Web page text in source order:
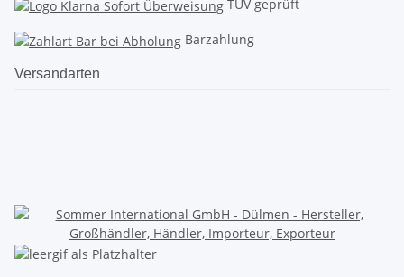
TÜV geprüft
Barzahlung
Versandarten